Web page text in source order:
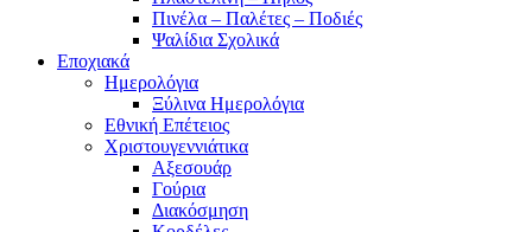
Πινέλα – Παλέτες – Ποδιές
Ψαλίδια Σχολικά
Εποχιακά
Ημερολόγια
Ξύλινα Ημερολόγια
Εθνική Επέτειος
Χριστουγεννιάτικα
Αξεσουάρ
Γούρια
Διακόσμηση